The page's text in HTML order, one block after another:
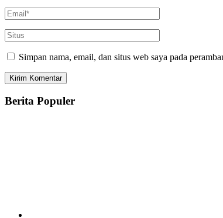
Simpan nama, email, dan situs web saya pada
Berita Populer